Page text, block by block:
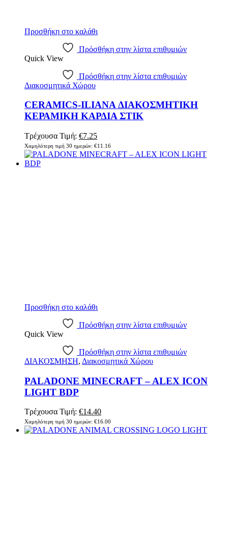
Προσθήκη στο καλάθι
Πρόσθήκη στην λίστα επιθυμιών
Quick View
Πρόσθήκη στην λίστα επιθυμιών
Διακοσμητικά Χώρου
CERAMICS-ILIANA ΔΙΑΚΟΣΜΗΤΙΚΗ
ΚΕΡΑΜΙΚΗ ΚΑΡΔΙΑ ΣΤΙΚ
Τρέχουσα Τιμή: Original
price
was:
€7.25Η
τρέχουσα
τιμή
Χαμηλότερη τιμή 30 ημερών: €11.16
Προσθήκη στο καλάθι
Πρόσθήκη στην λίστα επιθυμιών
Quick View
Πρόσθήκη στην λίστα επιθυμιών
ΔΙΑΚΟΣΜΗΣΗ, Διακοσμητικά Χώρου
PALADONE MINECRAFT – ALEX ICON
LIGHT BDP
Τρέχουσα Τιμή: Original
price
was:
€14.40Η
τρέχουσα
τιμή
Χαμηλότερη τιμή 30 ημερών: €16.00